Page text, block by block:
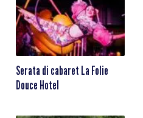
Serata di cabaret La Folie
Douce Hotel